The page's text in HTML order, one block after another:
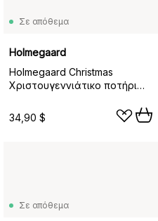
Σε απόθεμα
Holmegaard
Holmegaard Christmas
Χριστουγεννιάτικο ποτήρι
34,90 $
Σε απόθεμα